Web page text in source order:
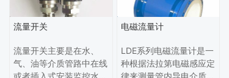
时，感热传感器接收到的
热量是一个恒定值，当有
介质流动时，感热传感器
所接收到的热量将随介质
的流速变化而变化，感热
传感器将这温差信号转化
指示动作。避免或减少主
机“干烧”。
流量开关
流量开关主要是在水、
气、油等介质管路中在线
电磁流量计
LDE系列电磁流量计是一
种根据法拉第电磁感应定